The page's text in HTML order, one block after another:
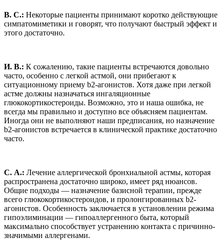
В. С.: Некоторые пациенты принимают коротко действующие
симпатомиметики и говорят, что получают быстрый эффект и
этого достаточно.
И. В.: К сожалению, такие пациенты встречаются довольно
часто, особенно с легкой астмой, они прибегают к
ситуационному приему b2-агонистов. Хотя даже при легкой
астме должны назначаться ингаляционные
глюкокортикостероиды. Возможно, это и наша ошибка, не
всегда мы правильно и доступно все объясняем пациентам.
Иногда они не выполняют наши предписания, но назначение
b2-агонистов встречается в клинической практике достаточно
часто.
С. А.: Лечение аллергической бронхиальной астмы, которая
распространена достаточно широко, имеет ряд нюансов.
Общие подходы — назначение базисной терапии, прежде
всего глюкокортикостероидов, и пролонгированных b2-
агонистов. Особенность заключается в установлении режима
гипоэлиминации — гипоаллергенного быта, который
максимально способствует устранению контакта с причинно-
значимыми аллергенами.